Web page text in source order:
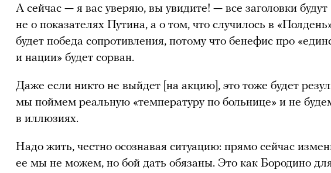
А сейчас — я вас уверяю, вы увидите! — все заголовки будут
не о показателях Путина, а о том, что случилось в
будет победа сопротивления, потому что бенефис про
и нации» будет сорван.
Даже если никто не выйдет [на акцию], это тоже будет
мы поймем реальную «температуру по больнице» и не
в иллюзиях.
Надо жить, честно осознавая ситуацию: прямо сейчас
ее мы не можем, но бой дать обязаны. Это как Бородино